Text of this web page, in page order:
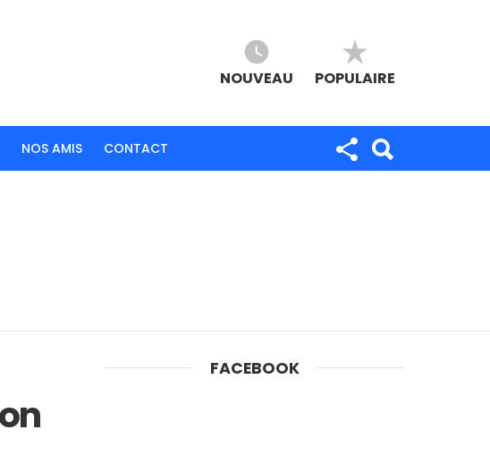
NOUVEAU POPULAIRE
NOS AMIS CONTACT
FACEBOOK